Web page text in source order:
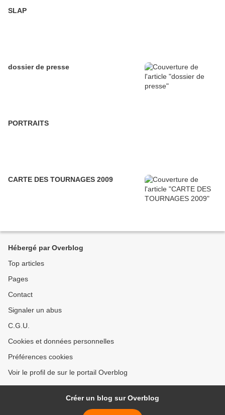
SLAP
dossier de presse
PORTRAITS
CARTE DES TOURNAGES 2009
Hébergé par Overblog
Top articles
Pages
Contact
Signaler un abus
C.G.U.
Cookies et données personnelles
Préférences cookies
Voir le profil de sur le portail Overblog
Créer un blog sur Overblog